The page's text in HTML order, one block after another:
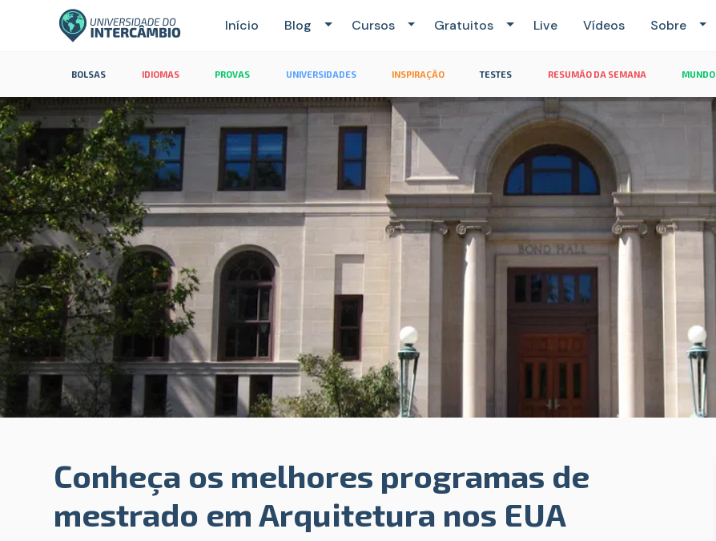
Início Blog Cursos Gratuitos Live Vídeos Sobre
BOLSAS IDIOMAS PROVAS UNIVERSIDADES INSPIRAÇÃO TESTES RESUMÃO DA SEMANA MUNDO
Conheça os melhores programas de
mestrado em Arquitetura nos EUA